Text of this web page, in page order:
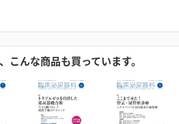
こんな商品も買っています。